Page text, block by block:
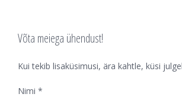
Võta meiega ühendust!
Kui tekib lisaküsimusi, ära kahtle, küsi
Nimi *